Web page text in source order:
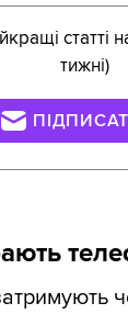
статті
тижні)